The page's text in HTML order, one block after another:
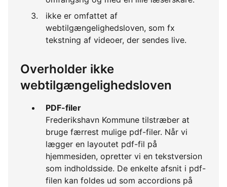
ikke er omfattet af
webtilgængelighedsloven, som fx
tekstning af videoer, der sendes live.
Overholder ikke
webtilgængelighedsloven
PDF-filer
Frederikshavn Kommune tilstræber at
bruge færrest mulige pdf-filer. Når vi
lægger en layoutet pdf-fil på
hjemmesiden, opretter vi en tekstversion
som indholdsside. De enkelte afsnit i pdf-
filen kan foldes ud som accordions på